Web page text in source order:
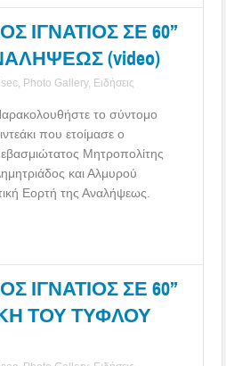
ΙΓΝΑΤΙΟΣ ΣΕ 60’’
(video)
Photo Gallery, Ειδήσεις
το σύντομο
που ετοίμασε ο
Μητροπολίτης
και Αλμυρού
Εορτή της Αναλήψεως.
ΙΓΝΑΤΙΟΣ ΣΕ 60’’
ΤΟΥ ΤΥΦΛΟΥ